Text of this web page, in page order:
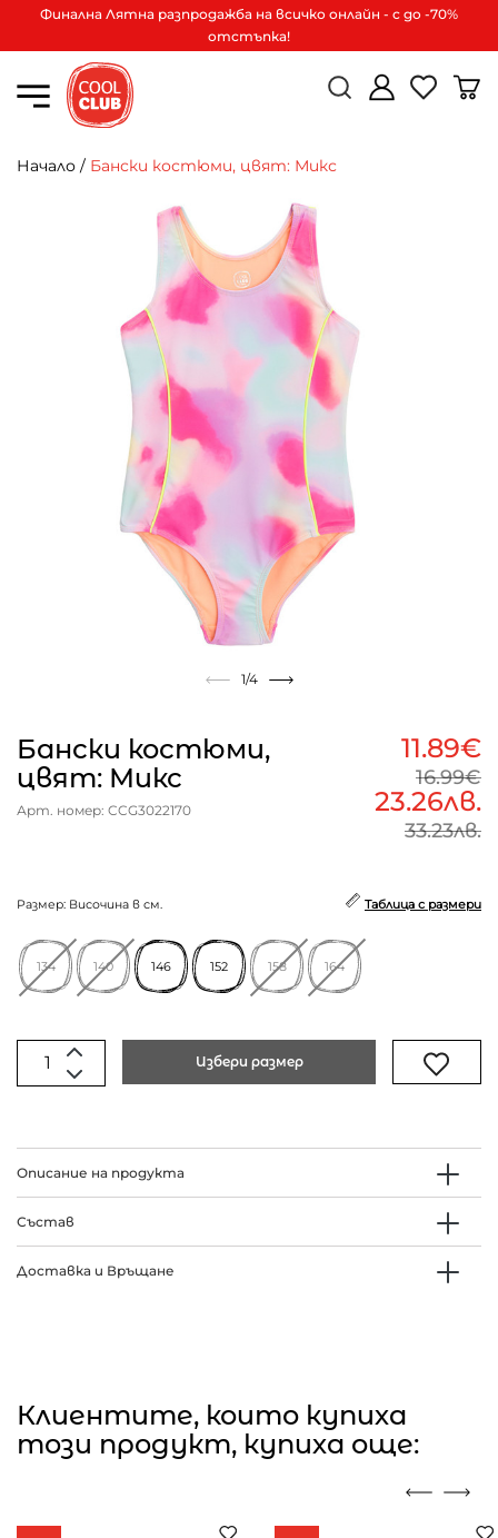
Финална Лятна разпродажба на всичко онлайн - с до -70%
отстъпка!
Начало / Бански костюми, цвят: Микс
1/4
Бански костюми,
цвят: Микс
Арт. номер: CCG3022170
11.89€
16.99€
23.26лв.
33.23лв.
Размер: Височина в см. Таблица с размери
134 140 146 152 158 164
Избери размер
Описание на продукта
Състав
Доставка и Връщане
Клиентите, които купиха
този продукт, купиха още: